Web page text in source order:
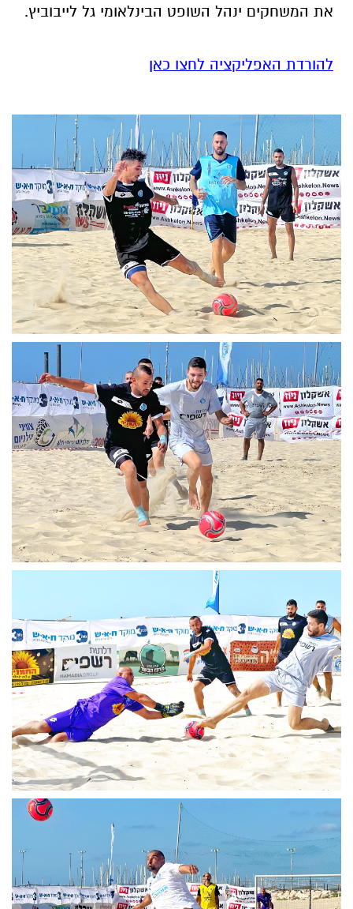
את המשחקים ינהל השופט הבינלאומי גל לייבוביץ.
להורדת האפליקציה לחצו כאן